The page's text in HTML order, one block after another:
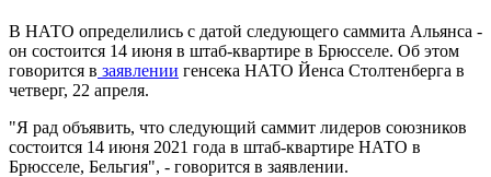
В НАТО определились с датой следующего саммита Альянса -
он состоится 14 июня в штаб-квартире в Брюсселе. Об этом
говорится в заявлении генсека НАТО Йенса Столтенберга в
четверг, 22 апреля.
"Я рад объявить, что следующий саммит лидеров союзников
состоится 14 июня 2021 года в штаб-квартире НАТО в
Брюсселе, Бельгия", - говорится в заявлении.